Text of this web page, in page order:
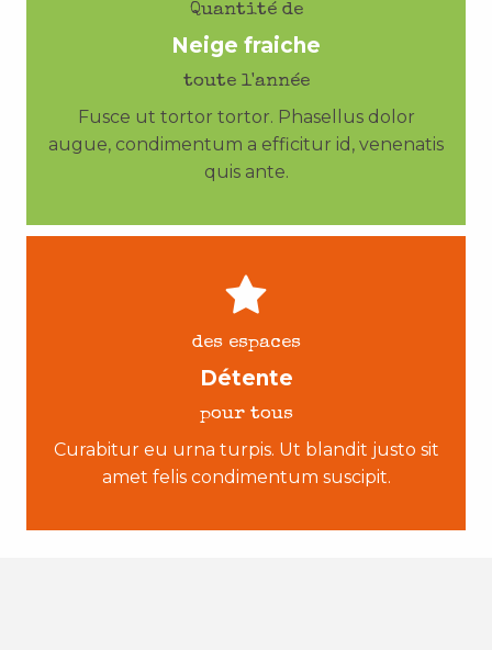
Quantité de
Neige fraiche
toute l'année
Fusce ut tortor tortor. Phasellus dolor
augue, condimentum a efficitur id, venenatis
quis ante.
des espaces
Détente
pour tous
Curabitur eu urna turpis. Ut blandit justo sit
amet felis condimentum suscipit.